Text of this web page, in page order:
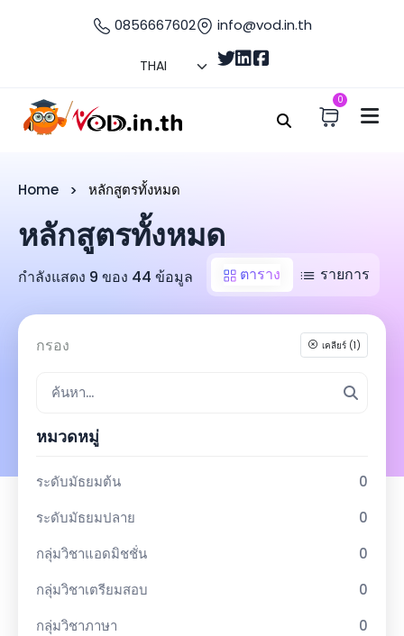
0856667602 info@vod.in.th
0
Home หลักสูตรทั้งหมด
หลักสูตรทั้งหมด
กำลังแสดง 9 ของ 44 ข้อมูล ตาราง รายการ
กรอง เคลียร์ (1)
หมวดหมู่
ระดับมัธยมต้น
0
ระดับมัธยมปลาย
0
กลุ่มวิชาแอดมิชชั่น
0
กลุ่มวิชาเตรียมสอบ
0
กลุ่มวิชาภาษา
0